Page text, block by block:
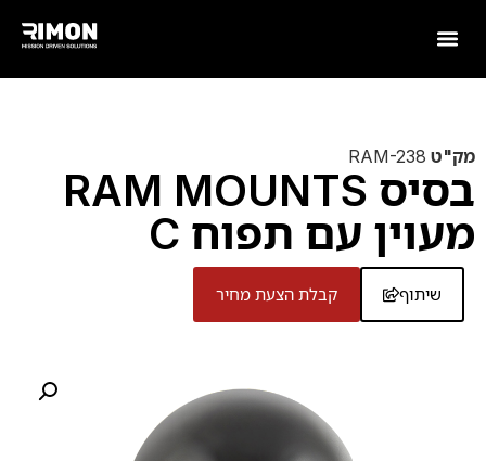
מק"ט RAM-238
בסיס RAM MOUNTS
מעוין עם תפוח C
שיתוף קבלת הצעת מחיר